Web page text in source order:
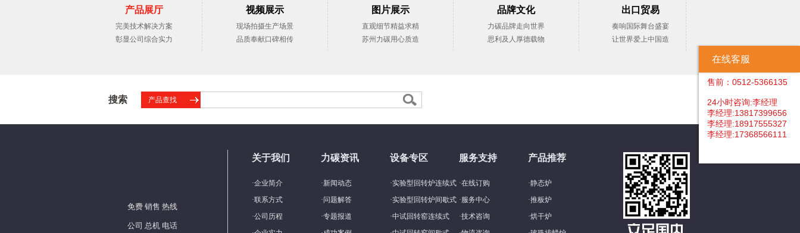
产品展厅
完美技术解决方案
彰显公司综合实力
视频展示
现场拍摄生产场景
品质奉献口碑相传
图片展示
直观细节精益求精
苏州力碳用心质造
品牌文化
力碳品牌走向世界
思利及人厚德载物
出口贸易
奏响国际舞台盛宴
让世界爱上中国造
搜索 产品查找
免费 销售 热线
公司 总机 电话
关于我们
·企业简介
·联系方式
·公司历程
力碳资讯
·新闻动态
·问题解答
·专题报道
设备专区
·实验型回转炉连续式
·实验型回转炉间歇式
·中试回转窑连续式
服务支持
·在线订购
·服务中心
·技术咨询
产品推荐
·静态炉
·推板炉
·烘干炉
在线客服
售前：0512-5366135
24小时咨询:李经理
李经理:13817399656
李经理:18917555327
李经理:17368566111